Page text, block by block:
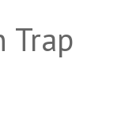
Trap